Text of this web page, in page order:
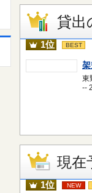
貸出
1位 BEST
東
--
現在
1位 NEW